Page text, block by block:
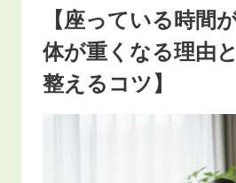
【座っている時間
体が重くなる理由
整えるコツ】